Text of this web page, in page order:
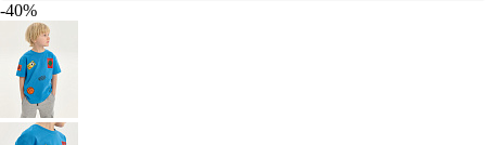
-40%